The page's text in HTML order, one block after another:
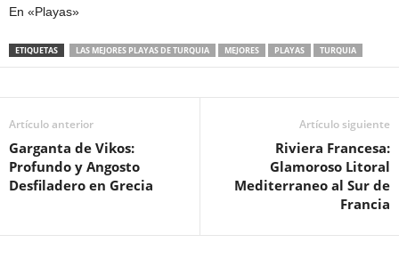
En «Playas»
ETIQUETAS LAS MEJORES PLAYAS DE TURQUIA MEJORES PLAYAS TURQUIA
Artículo anterior
Garganta de Vikos:
Profundo y Angosto
Desfiladero en Grecia
Artículo siguiente
Riviera Francesa:
Glamoroso Litoral
Mediterraneo al Sur de
Francia